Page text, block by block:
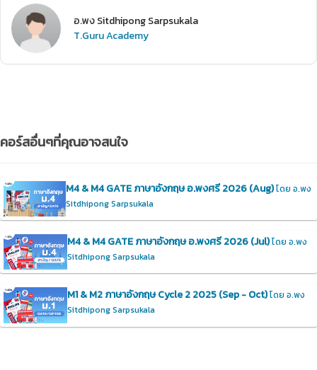
อ.พง Sitdhipong Sarpsukala
T.Guru Academy
คอร์สอื่นๆที่คุณอาจสนใจ
M4 & M4 GATE ภาษาอังกฤษ อ.พงศรี 2026 (Aug)โดย อ.พง
Sitdhipong Sarpsukala
M4 & M4 GATE ภาษาอังกฤษ อ.พงศรี 2026 (Jul)โดย อ.พง
Sitdhipong Sarpsukala
M1 & M2 ภาษาอังกฤษ Cycle 2 2025 (Sep - Oct)โดย อ.พง
Sitdhipong Sarpsukala